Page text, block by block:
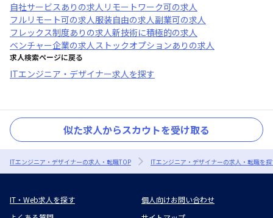
自社サービスあり の求人 リモートワーク可の求人
フルリモート可の求人服装自由の求人副業可の求人
フレックス制度あり の求人新技術に積極的の求人
ベンチャー企業の求人ストックオプションあり の求人
求人検索ページに戻る
ITエンジニア・デザイナー求人を探す
似た求人からスカウトを受け取る
ITエンジニア・デザイナーの求人・転職TOP ITエンジニア・デザイナーの求人・転職を
IT・Web求人を探す
個人向けお問い合わせ